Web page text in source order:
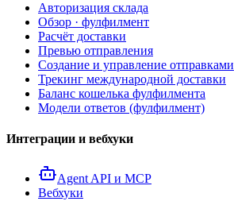
Авторизация склада
Обзор · фулфилмент
Расчёт доставки
Превью отправления
Создание и управление отправками
Трекинг международной доставки
Баланс кошелька фулфилмента
Модели ответов (фулфилмент)
Интеграции и вебхуки
Agent API и MCP
Вебхуки